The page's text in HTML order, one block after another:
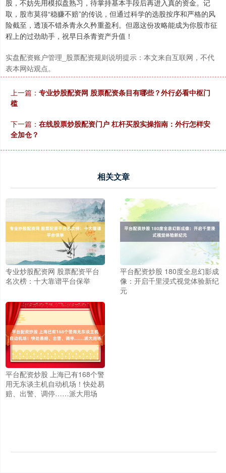
股，不妨先用模拟盘熟习，待掌持基本手段后再进入真的资金。记
取，股市莫得“稳赚不赔”的传说，但通过科学的选股按序和严格的风
险截至，透顶不错杀青永久矜重盈利。但愿这份攻略能成为你股市征
程上的过劲助手，祝早日杀青资产升值！
实盘配资账户管理_股票配资规则说明提示：本文来自互联网，不代
表本网站观点。
上一篇： 专业炒股配资网 股票配资条目有哪些？外行必看中枢门
槛
下一篇： 在线股票炒股配资门户 杠杆买股实操指南：外行怎样安
全加仓？
相关文章
专业炒股配资网 股票配资平台
名次榜：十大靠谱平台保举
平台配资炒股 180度全息幻影成
像：开启千里浸式视觉体验新纪
元
平台配资炒股 上海已有168个警
用无东谈主机自动机场！快处易
赔、出警、调停……派大用场
上证综指 3878.92